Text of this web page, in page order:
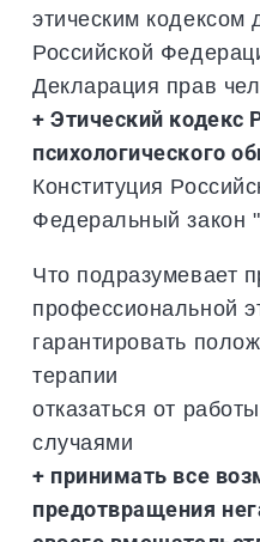
этическим кодексом
Российской
Декларация прав
+ Этический кодекс
психологического
Конституция
Федеральный закон
Что подразумевает
профессиональной
гарантировать
терапии
отказаться от
случаями
+ принимать все
предотвращения